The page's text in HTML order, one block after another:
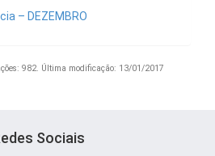
– DEZEMBRO
982. Última modificação: 13/01/2017
Sociais